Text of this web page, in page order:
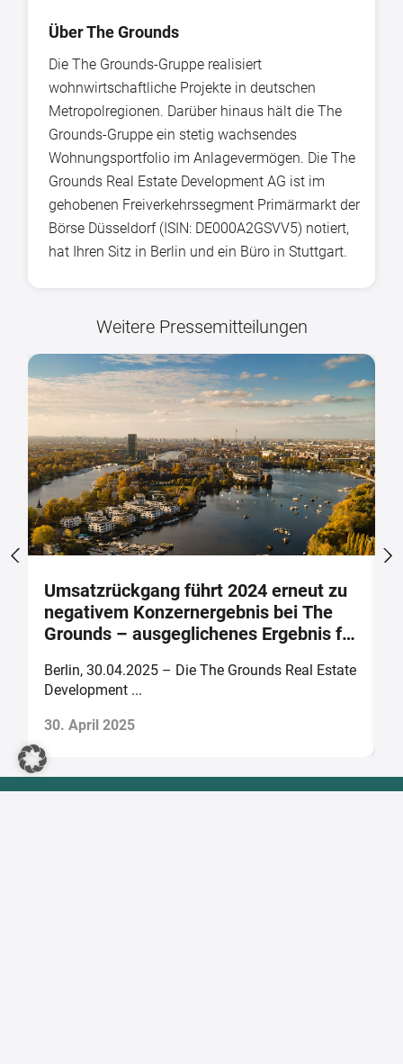
Über The Grounds
Die The Grounds-Gruppe realisiert
wohnwirtschaftliche Projekte in deutschen
Metropolregionen. Darüber hinaus hält die The
Grounds-Gruppe ein stetig wachsendes
Wohnungsportfolio im Anlagevermögen. Die The
Grounds Real Estate Development AG ist im
gehobenen Freiverkehrssegment Primärmarkt der
Börse Düsseldorf (ISIN: DE000A2GSVV5) notiert,
hat Ihren Sitz in Berlin und ein Büro in Stuttgart.
Weitere Pressemitteilungen
Umsatzrückgang führt 2024 erneut zu
negativem Konzernergebnis bei The
Grounds – ausgeglichenes Ergebnis für
Berlin, 30.04.2025 – Die The Grounds Real Estate
Development ...
30. April 2025